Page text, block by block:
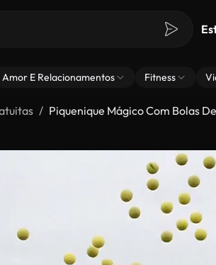
Amor E Relacionamentos Fitness
Piquenique Mágico Com Bolas